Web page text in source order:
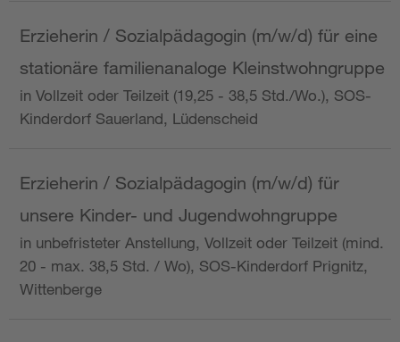
Erzieherin / Sozialpädagogin (m/w/d) für eine
stationäre familienanaloge Kleinstwohngruppe
in Vollzeit oder Teilzeit (19,25 - 38,5 Std./Wo.), SOS-
Kinderdorf Sauerland, Lüdenscheid
Erzieherin / Sozialpädagogin (m/w/d) für
unsere Kinder- und Jugendwohngruppe
in unbefristeter Anstellung, Vollzeit oder Teilzeit (mind.
20 - max. 38,5 Std. / Wo), SOS-Kinderdorf Prignitz,
Wittenberge